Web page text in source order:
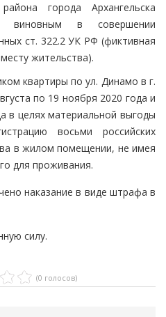
города Архангельска
виновным в совершении
ст. 322.2 УК РФ (фиктивная
жительства).
квартиры по ул. Динамо в г.
по 19 ноября 2020 года и
в целях материальной выгоды
восьми российских
в жилом помещении, не имея
для проживания.
наказание в виде штрафа в
силу.
(0 голосов)